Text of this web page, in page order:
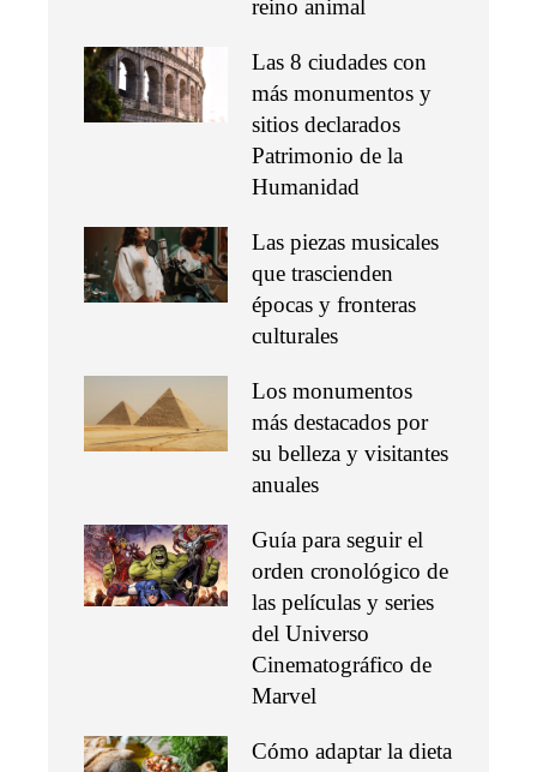
reino animal
Las 8 ciudades con
más monumentos y
sitios declarados
Patrimonio de la
Humanidad
Las piezas musicales
que trascienden
épocas y fronteras
culturales
Los monumentos
más destacados por
su belleza y visitantes
anuales
Guía para seguir el
orden cronológico de
las películas y series
del Universo
Cinematográfico de
Marvel
Cómo adaptar la dieta